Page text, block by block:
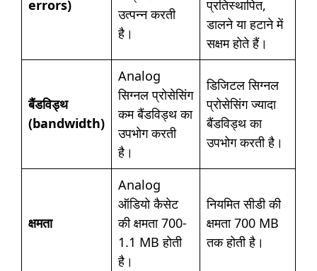
errors)
उत्पन्न करती
है।
प्रतिस्थापित,
डालने या हटाने में
सक्षम होते हैं।
बैंडविड्थ
(bandwidth)
Analog
सिग्नल प्रोसेसिंग
कम बैंडविड्थ का
उपभोग करती
है।
डिजिटल सिग्नल
प्रोसेसिंग ज्यादा
बैंडविड्थ का
उपभोग करती है।
क्षमता
Analog
ऑडियो कैसेट
की क्षमता 700-
1.1 MB होती
है।
नियमित सीडी की
क्षमता 700 MB
तक होती है।